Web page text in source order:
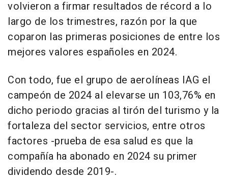
volvieron a firmar resultados de récord a lo
largo de los trimestres, razón por la que
coparon las primeras posiciones de entre los
mejores valores españoles en 2024.
Con todo, fue el grupo de aerolíneas IAG el
campeón de 2024 al elevarse un 103,76% en
dicho periodo gracias al tirón del turismo y la
fortaleza del sector servicios, entre otros
factores -prueba de esa salud es que la
compañía ha abonado en 2024 su primer
dividendo desde 2019-.